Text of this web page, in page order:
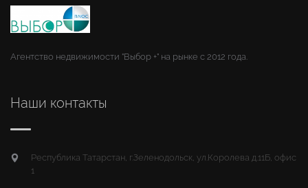
Агентство недвижимости "Выбор +" на рынке с 2012 года.
Наши контакты
Республика Татарстан, г.Зеленодольск, ул.Королева д.11Б, офис
1